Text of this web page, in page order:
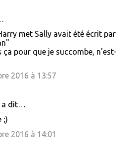
met Sally avait été écrit par
ça pour que je succombe, n'est-
2016 à 13:57
a dit…
;)
2016 à 14:01